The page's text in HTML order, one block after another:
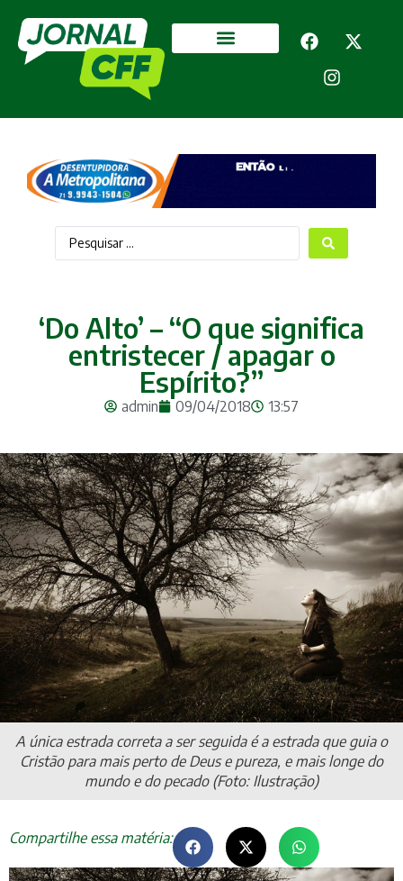
‘Do Alto’ – “O que significa
entristecer / apagar o
Espírito?”
admin 09/04/2018 13:57
A única estrada correta a ser seguida é a estrada que guia o
Cristão para mais perto de Deus e pureza, e mais longe do
mundo e do pecado (Foto: Ilustração)
Compartilhe essa matéria: